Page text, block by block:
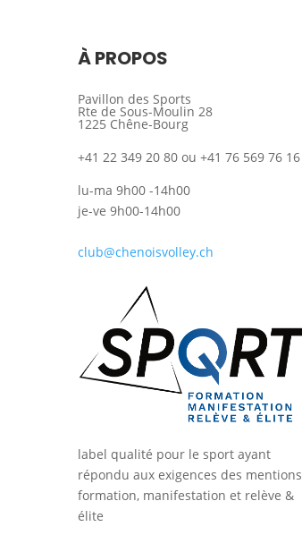
À PROPOS
Pavillon des Sports
Rte de Sous-Moulin 28
1225 Chêne-Bourg
+41 22 349 20 80 ou +41 76 569 76 16
lu-ma 9h00 -14h00
je-ve 9h00-14h00
club@chenoisvolley.ch
label qualité pour le sport ayant
répondu aux exigences des mentions
formation, manifestation et relève &
élite